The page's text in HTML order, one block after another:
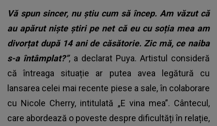
Vă spun sincer, nu știu cum să încep. Am văzut că
au apărut niște știri pe net că eu cu soția mea am
divorțat după 14 ani de căsătorie. Zic mă, ce naiba
s-a întâmplat?”, a declarat Puya. Artistul consideră
că întreaga situație ar putea avea legătură cu
lansarea celei mai recente piese a sale, în colaborare
cu Nicole Cherry, intitulată „E vina mea”. Cântecul,
care abordează o poveste despre dificultăți în relație,